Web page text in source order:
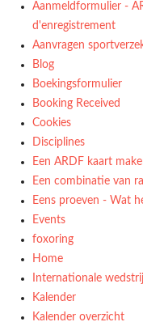
Aanmeldformulier -
d'enregistrement
Aanvragen
Blog
Boekingsformulier
Booking Received
Cookies
Disciplines
Een ARDF kaart
Een combinatie van
Eens proeven - Wat
Events
foxoring
Home
Internationale
Kalender
Kalender overzicht